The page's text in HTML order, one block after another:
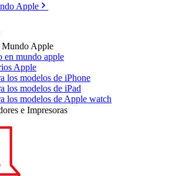
Apple
Mundo Apple
en mundo apple
Apple
los modelos de iPhone
los modelos de iPad
los modelos de Apple watch
e Impresoras